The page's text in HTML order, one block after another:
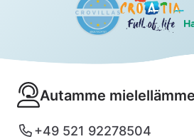
Autamme
+49 521 92278504